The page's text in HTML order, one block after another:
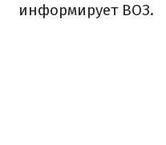
информирует ВОЗ.